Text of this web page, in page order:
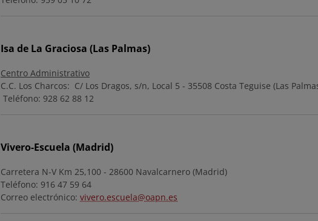
Isa de La Graciosa (Las Palmas)
Centro Administrativo
C.C. Los Charcos: C/ Los Dragos, s/n, Local 5 - 35508 Costa Teguise (Las
Teléfono: 928 62 88 12
Vivero-Escuela (Madrid)
Carretera N-V Km 25,100 - 28600 Navalcarnero (Madrid)
Teléfono: 916 47 59 64
Correo electrónico: vivero.escuela@oapn.es